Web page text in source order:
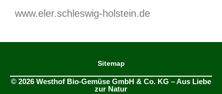
www.eler.schleswig-holstein.de
Sitemap
© 2026 Westhof Bio-Gemüse GmbH & Co. KG – Aus Liebe
zur Natur